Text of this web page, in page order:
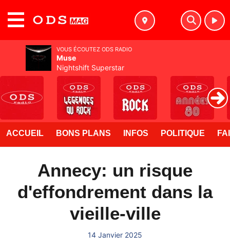
ACCUEIL BONS PLANS INFOS POLITIQUE
Annecy: un risque
d'effondrement dans la
vieille-ville
14 Janvier 2025
VOUS ÉCOUTEZ ODS RADIO
Muse
Nightshift Superstar